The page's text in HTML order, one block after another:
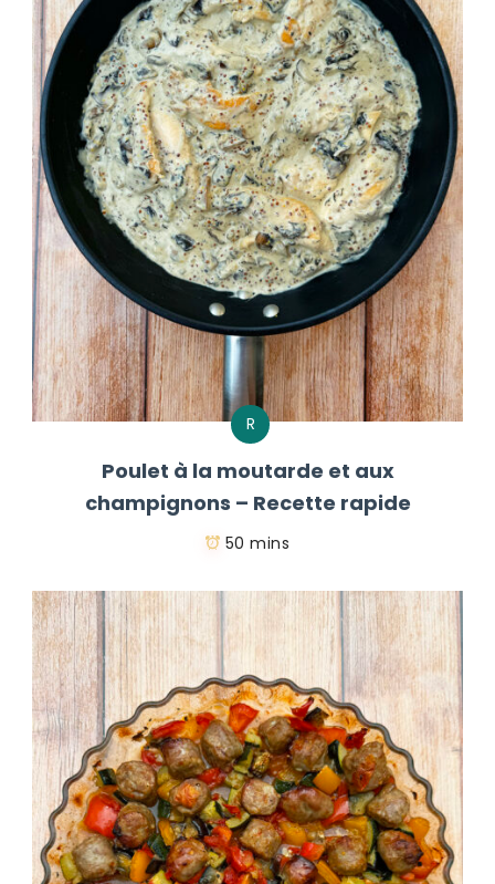
R
Poulet à la moutarde et aux
champignons – Recette rapide
50 mins